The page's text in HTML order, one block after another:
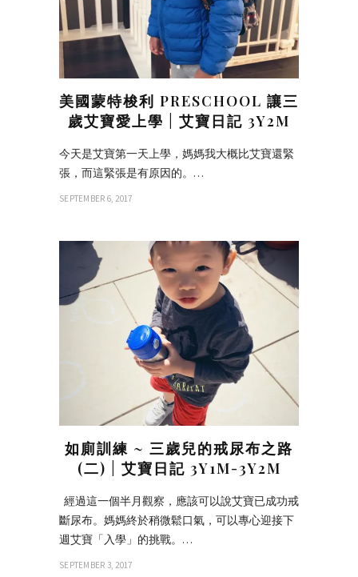
美國蒙特梭利 PRESCHOOL 讓三
歲艾寶愛上學 | 艾寶日記 3Y2M
今天是艾寶第一天上學，媽媽我大概比艾寶還緊
張，而這緊張是有原因的。…
SEPTEMBER 6, 2017
如廁訓練 ~ 三歲兒的戒尿布之路
(二) | 艾寶日記 3Y1M-3Y2M
經過這一個半月觀察，應該可以說艾寶已成功戒
斷尿布。媽媽終於稍微鬆口氣，可以專心迎接下
週艾寶「入學」的挑戰。…
SEPTEMBER 3, 2017